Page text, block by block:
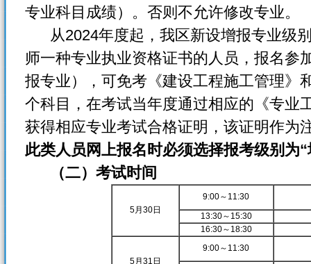
专业科目成绩）。否则不允许修改专业。
从2024年度起，我区新设增报专业级
师一种专业执业资格证书的人员，报名参
报专业），可免考《建设工程施工管理》
个科目，在考试当年度通过相应的《专业
获得相应专业考试合格证明，该证明作为
此类人员网上报名时必须选择报考级别为
（二）考试时间
5月30日
9:00～11:30
13:30～15:30
16:30～18:30
5月31日
9:00～11:30